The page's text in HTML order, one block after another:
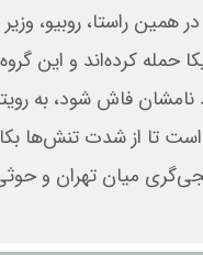
حمله کرده‌اند و این
نامشان فاش شود، به
است تا از شدت تنش‌ها
میان تهران و